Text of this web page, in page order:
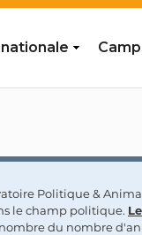
Politique &
le champ politique.
du nombre